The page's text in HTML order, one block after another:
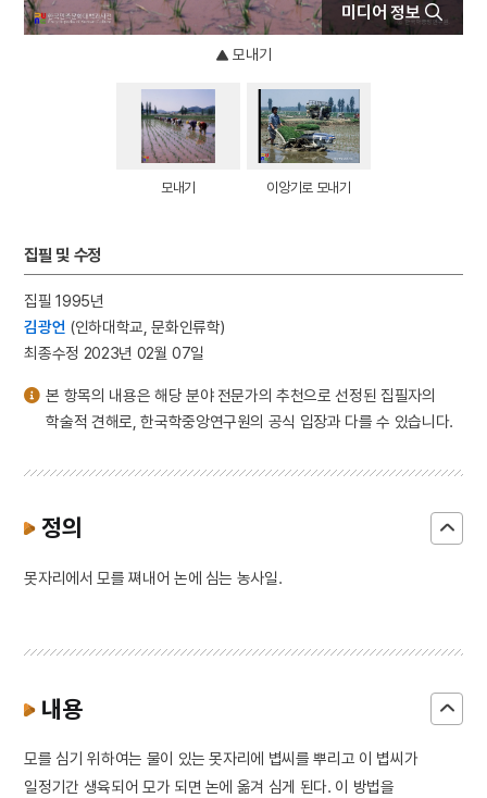
미디어 정보
모내기
모내기 이앙기로 모내기
집필 및 수정
집필 1995년
김광언 (인하대학교, 문화인류학)
최종수정 2023년 02월 07일
본 항목의 내용은 해당 분야 전문가의 추천으로 선정된 집필자의
학술적 견해로, 한국학중앙연구원의 공식 입장과 다를 수 있습니다.
정의
못자리에서 모를 쪄내어 논에 심는 농사일.
내용
모를 심기 위하여는 물이 있는 못자리에 볍씨를 뿌리고 이 볍씨가
일정기간 생육되어 모가 되면 논에 옮겨 심게 된다. 이 방법을